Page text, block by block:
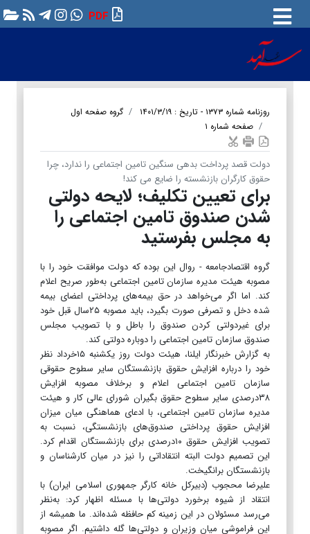
PDF
روزنامه شماره ۱۳۷۳ - تاریخ : ۱۴۰۱/۳/۱۹
گروه صفحه اول
صفحه شماره ۱
دولت قصد پرداخت بدهی سنگین تامین اجتماعی را ندارد، چرا
حقوق کارگران بازنشسته را ضایع می کند!
برای تعیین تکلیف؛ لایحه دولتی
شدن صندوق تامین اجتماعی را
به مجلس بفرستید
گروه اقتصادجامعه - روال این بوده که دولت موافقت خود را با
مصوبه هیئت مدیره سازمان تامین اجتماعی به‌طور صریح اعلام
کند. اما اگر می‌خواهد در حق بیمه‌های پرداختی اعضای بیمه
شده دخل و تصرفی صورت بگیرد، باید مصوبه ۲۵سال قبل خود
برای غیردولتی کردن صندوق را باطل و با تصویب مجلس
صندوق سازمان تامین اجتماعی را دوباره دولتی کند.
به گزارش خبرنگار ایلنا، هیئت دولت روز یکشنبه ۱۵خرداد نظر
خود را درباره افزایش حقوق بازنشستگان سایر سطوح حقوقی
سازمان تامین اجتماعی اعلام و برخلاف مصوبه افزایش
۳۸درصدی سایر سطوح حقوق بگیران شورای عالی کار و هیئت
مدیره سازمان تامین اجتماعی، با ادعای هماهنگی میان میزان
افزایش حقوق پرداختی صندوق‌های بازنشستگی، نسبت به
تصویب افزایش حقوق ۱۰درصدی برای بازنشستگان اقدام کرد.
این تصمیم دولت البته انتقاداتی را نیز در میان کارشناسان و
بازنشستگان برانگیخت.
علیرضا محجوب (دبیرکل خانه کارگر جمهوری اسلامی ایران) با
انتقاد از شیوه برخورد دولتی‌ها با مسئله اظهار کرد: به‌نظر
می‌رسد مسئولان در این زمینه کم حافظه شده‌اند. ما همیشه از
این فراموشی میان وزیران و دولتی‌ها گله داشتیم. اگر مصوبه